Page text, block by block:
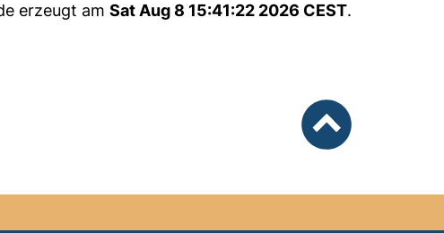
erzeugt am Sat Aug 8 15:41:22 2026 CEST.